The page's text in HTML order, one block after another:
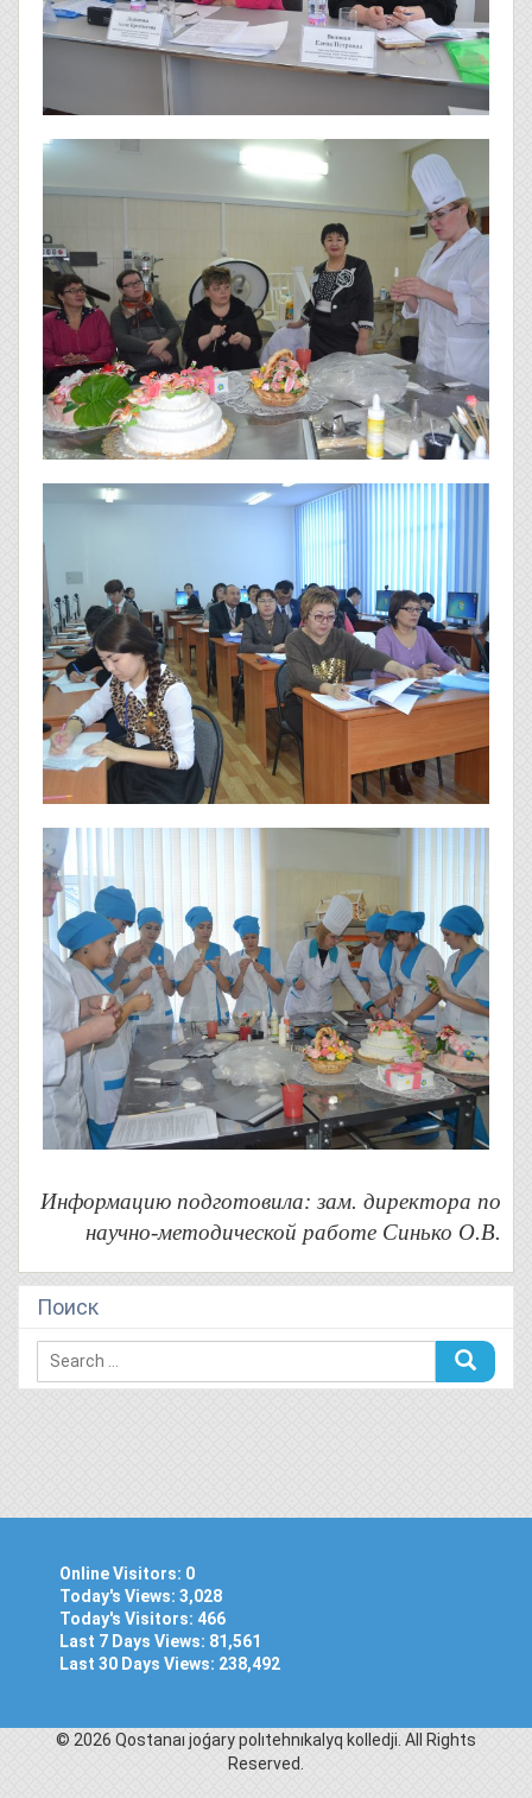
Информацию подготовила: зам. директора по
научно-методической работе Синько О.В.
Поиск
Online Visitors: 0
Today's Views: 3,028
Today's Visitors: 466
Last 7 Days Views: 81,561
Last 30 Days Views: 238,492
© 2026 Qostanaı joǵary polıtehnıkalyq kolledjі. All Rights
Reserved.